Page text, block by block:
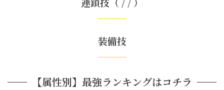
装備技
【属性別】最強ランキングはコチラ